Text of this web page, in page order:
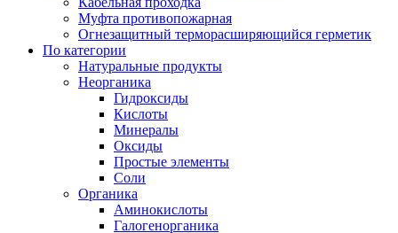
Муфта противопожарная
Огнезащитный терморасширяющийся герметик
По категории
Натуральные продукты
Неорганика
Гидроксиды
Кислоты
Минералы
Оксиды
Простые элементы
Соли
Органика
Аминокислоты
Галогенорганика